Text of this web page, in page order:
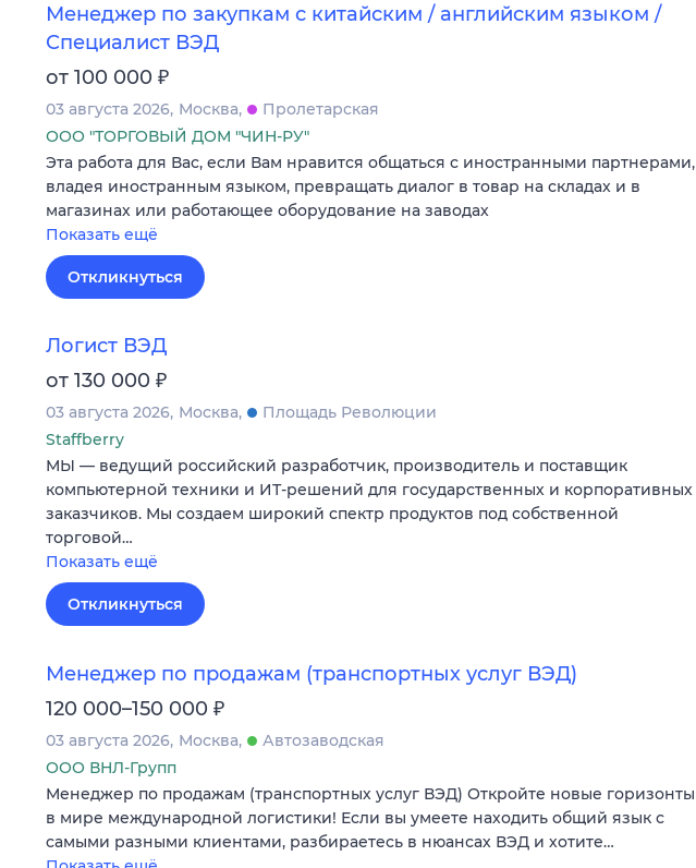
Менеджер по закупкам с китайским / английским языком /
Специалист ВЭД
от 100 000 ₽
03 августа 2026 Москва
Пролетарская
ООО "ТОРГОВЫЙ ДОМ "ЧИН-РУ"
Эта работа для Вас, если Вам нравится общаться с иностранными партнерами,
владея иностранным языком, превращать диалог в товар на складах и в
магазинах или работающее оборудование на заводах
Показать ещё
Откликнуться
Логист ВЭД
от 130 000 ₽
03 августа 2026 Москва
Площадь Революции
Staffberry
МЫ — ведущий российский разработчик, производитель и поставщик
компьютерной техники и ИТ-решений для государственных и корпоративных
заказчиков. Мы создаем широкий спектр продуктов под собственной
торговой…
Показать ещё
Откликнуться
Менеджер по продажам (транспортных услуг ВЭД)
120 000–150 000 ₽
03 августа 2026 Москва
Автозаводская
ООО ВНЛ-Групп
Менеджер по продажам (транспортных услуг ВЭД) Откройте новые горизонты
в мире международной логистики! Если вы умеете находить общий язык с
самыми разными клиентами, разбираетесь в нюансах ВЭД и хотите…